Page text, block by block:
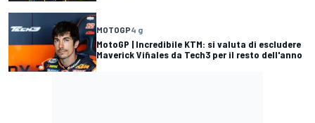
MOTOGP4 g
MotoGP | Incredibile KTM: si valuta di escludere
Maverick Viñales da Tech3 per il resto dell'anno